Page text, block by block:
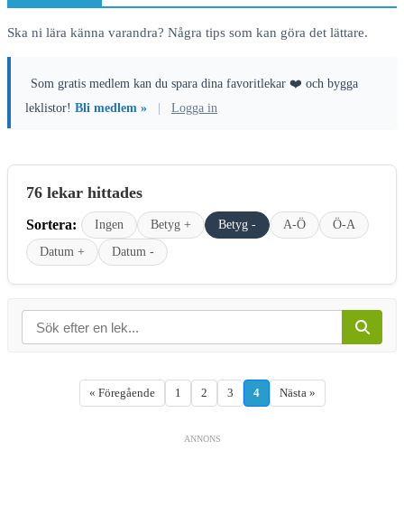
Ska ni lära känna varandra? Några tips som kan göra det lättare.
Som gratis medlem kan du spara dina favoritlekar ❤️ och bygga
leklistor! Bli medlem » Logga in
76 lekar hittades
Sortera: Ingen Betyg + Betyg - A-Ö
Ö-A
Datum +
Datum -
« Föregående 1 2 3 4 Nästa »
ANNONS